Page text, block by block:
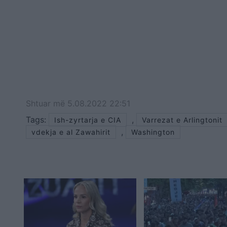
Shtuar më 5.08.2022 22:51
Tags:
Ish-zyrtarja e CIA ,
Varrezat e Arlingtonit
vdekja e al Zawahirit
, Washington